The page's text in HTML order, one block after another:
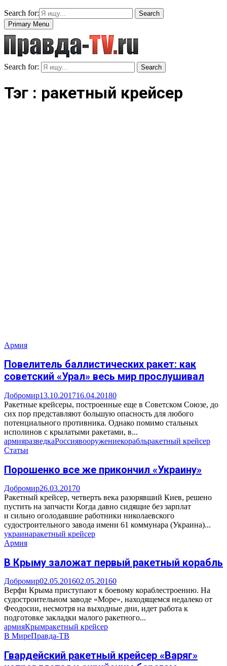
Search for:
Search
Primary Menu
Search for: Search
Тэг : ракетный крейсер
Армия
Повелитель баллистических ракет: как
советский «Урал» весь мир прослушивал
Добромир13.10.201716.04.20180
Ракетные крейсеры, построенные еще в Советском Союзе, до
сих пор представляют большую опасность для любого
потенциального противника. Однако помимо стальных
исполинов с крылатыми ракетами, в...
армияразведкаРоссиявооружениекорабльракетный крейсер
Статьи
Порошенко все же прикончил «Украину»
Добромир26.03.20170
Ракетный крейсер, четверть века разорявший Киев, решено
пустить на запчасти Когда давно сидящие без зарплат
и сильно оголодавшие работники николаевского
судостроительного завода имени 61 коммунара (Украина)...
украинаракетный крейсер
Армия
В Крыму заложат первый ракетный корабль
Добромир02.05.201602.05.20160
Верфи Крыма приступают к боевому кораблестроению. На
судостроительном заводе «Море», находящемся недалеко от
Феодосии, несмотря на выходные дни, идет работа к
подготовке закладки малого ракетного...
армияКрымракетный крейсер
В МиреПравда-ТВ
Гвардейский ракетный крейсер «Варяг»